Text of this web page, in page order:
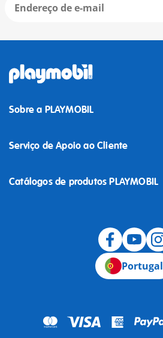
Sobre a PLAYMOBIL
Serviço de Apoio ao Cliente
Catálogos de produtos PLAYMOBIL
Portugal